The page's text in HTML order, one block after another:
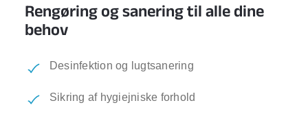
Rengøring og sanering til alle dine
behov
Desinfektion og lugtsanering
Sikring af hygiejniske forhold